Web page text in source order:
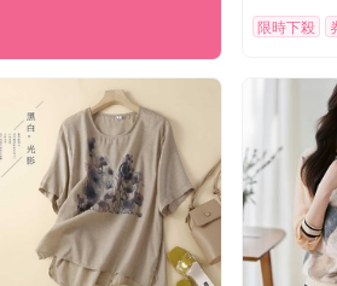
限時下殺